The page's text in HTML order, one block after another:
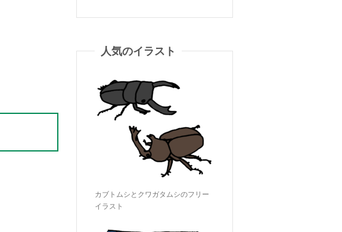
人気のイラスト
カブトムシとクワガタムシのフリー
イラスト